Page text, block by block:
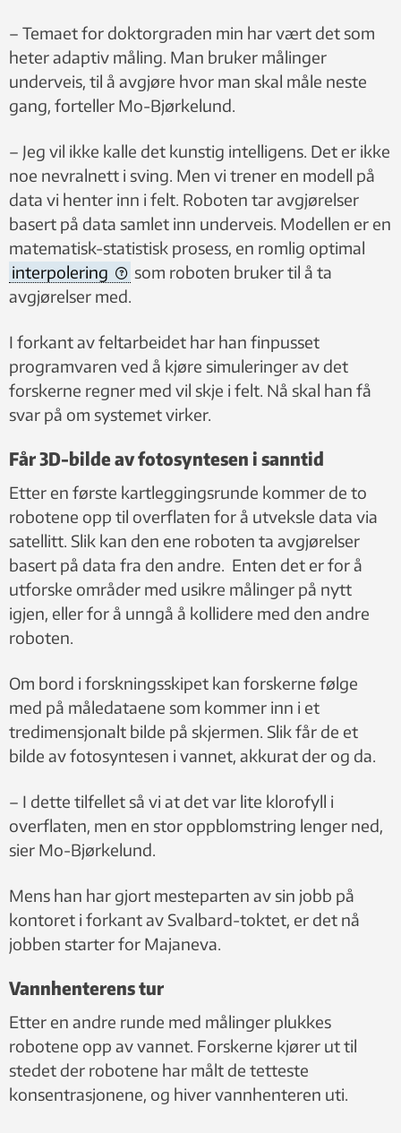
Barentshavet. Foto: Tore Mo-Bjørkelund
– Temaet for doktorgraden min har vært det som
heter adaptiv måling. Man bruker målinger
underveis, til å avgjøre hvor man skal måle neste
gang, forteller Mo-Bjørkelund.
– Jeg vil ikke kalle det kunstig intelligens. Det er ikke
noe nevralnett i sving. Men vi trener en modell på
data vi henter inn i felt. Roboten tar avgjørelser
basert på data samlet inn underveis. Modellen er en
matematisk-statistisk prosess, en romlig optimal
interpolering
som roboten bruker til å ta
avgjørelser med.
I forkant av feltarbeidet har han finpusset
programvaren ved å kjøre simuleringer av det
forskerne regner med vil skje i felt. Nå skal han få
svar på om systemet virker.
Får 3D-bilde av fotosyntesen i sanntid
Etter en første kartleggingsrunde kommer de to
robotene opp til overflaten for å utveksle data via
satellitt. Slik kan den ene roboten ta avgjørelser
basert på data fra den andre. Enten det er for å
utforske områder med usikre målinger på nytt
igjen, eller for å unngå å kollidere med den andre
roboten.
Om bord i forskningsskipet kan forskerne følge
med på måledataene som kommer inn i et
tredimensjonalt bilde på skjermen. Slik får de et
bilde av fotosyntesen i vannet, akkurat der og da.
– I dette tilfellet så vi at det var lite klorofyll i
overflaten, men en stor oppblomstring lenger ned,
sier Mo-Bjørkelund.
Mens han har gjort mesteparten av sin jobb på
kontoret i forkant av Svalbard-toktet, er det nå
jobben starter for Majaneva.
Vannhenterens tur
Etter en andre runde med målinger plukkes
robotene opp av vannet. Forskerne kjører ut til
stedet der robotene har målt de tetteste
konsentrasjonene, og hiver vannhenteren uti.